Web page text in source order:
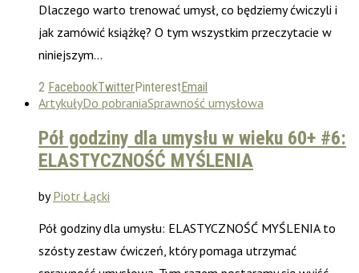
Dlaczego warto trenować umysł, co będziemy ćwiczyli i
jak zamówić książkę? O tym wszystkim przeczytacie w
niniejszym…
2 FacebookTwitterPinterestEmail
ArtykułyDo pobraniaSprawność umysłowa
Pół godziny dla umysłu w wieku 60+ #6:
ELASTYCZNOŚĆ MYŚLENIA
byPiotr Łącki
Pół godziny dla umysłu: ELASTYCZNOŚĆ MYŚLENIA to
szósty zestaw ćwiczeń, który pomaga utrzymać